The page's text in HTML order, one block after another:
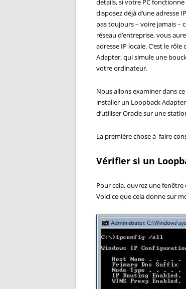
détails, si votre PC
disposez déjà d’une adresse
pas toujours – voire jamais –
réseau d’entreprise, vous
adresse IP locale. C’est le
Adapter, qui simule une
votre ordinateur.
Nous allons examiner dans
installer un Loopback
d’utiliser Oracle sur une
La première chose à faire
Vérifier si un
Pour cela, ouvrez une
Voici ce que cela donne sur